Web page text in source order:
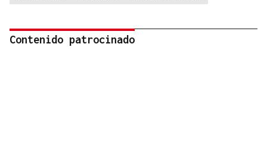
Contenido patrocinado